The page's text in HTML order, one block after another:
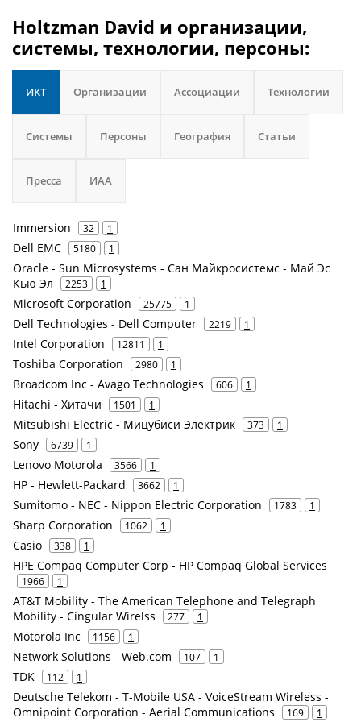
Holtzman David и организации,
системы, технологии, персоны:
ИКТ Организации Ассоциации Технологии
Системы Персоны География Статьи
Пресса ИАА
Immersion 32 1
Dell EMC 5180 1
Oracle - Sun Microsystems - Сан Майкросистемс - Май Эс
Кью Эл
2253 1
Microsoft Corporation 25775 1
Dell Technologies - Dell Computer 2219 1
Intel Corporation 12811 1
Toshiba Corporation 2980 1
Broadcom Inc - Avago Technologies 606 1
Hitachi - Хитачи 1501 1
Mitsubishi Electric - Мицубиси Электрик 373 1
Sony 6739 1
Lenovo Motorola 3566 1
HP - Hewlett-Packard 3662 1
Sumitomo - NEC - Nippon Electric Corporation 1783 1
Sharp Corporation 1062 1
Casio 338 1
HPE Compaq Computer Corp - HP Compaq Global Services
1966 1
AT&T Mobility - The American Telephone and Telegraph
Mobility - Cingular Wirelss
277 1
Motorola Inc 1156 1
Network Solutions - Web.com 107 1
TDK 112 1
Deutsche Telekom - T-Mobile USA - VoiceStream Wireless -
Omnipoint Corporation - Aerial Communications
169 1